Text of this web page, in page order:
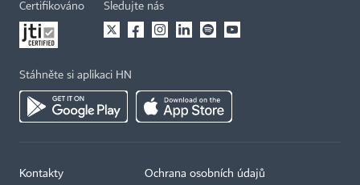
Certifikováno Sledujte nás
Stáhněte si aplikaci HN
Kontakty Ochrana osobních údajů